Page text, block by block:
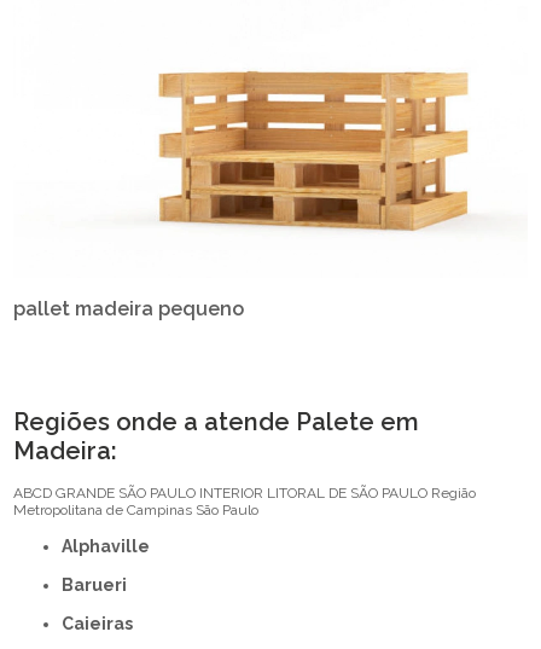
pallet madeira pequeno
Regiões onde a atende Palete em
Madeira:
ABCD GRANDE SÃO PAULO INTERIOR LITORAL DE SÃO PAULO Região
Metropolitana de Campinas São Paulo
Alphaville
Barueri
Caieiras